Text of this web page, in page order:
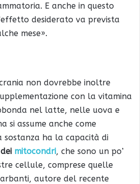
E anche in questo
desiderato va prevista
mese».
non dovrebbe inoltre
con la vitamina
nel latte, nelle uova e
si assume anche come
sostanza ha la capacità di
mitocondri, che sono un po’
cellule, comprese quelle
autore del recente